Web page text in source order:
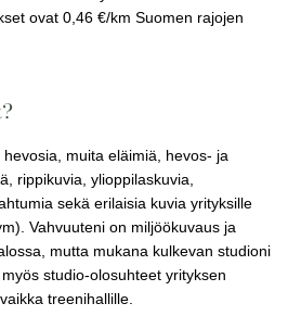
ovat 0,46 €/km Suomen rajojen
muita eläimiä, hevos- ja
rippikuvia, ylioppilaskuvia,
sekä erilaisia kuvia yrityksille
Vahvuuteni on miljöökuvaus ja
mutta mukana kulkevan studioni
studio-olosuhteet yrityksen
treenihallille.